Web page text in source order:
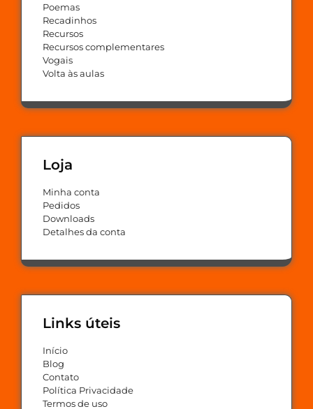
Poemas
Recadinhos
Recursos
Recursos complementares
Vogais
Volta às aulas
Loja
Minha conta
Pedidos
Downloads
Detalhes da conta
Links úteis
Início
Blog
Contato
Política Privacidade
Termos de uso